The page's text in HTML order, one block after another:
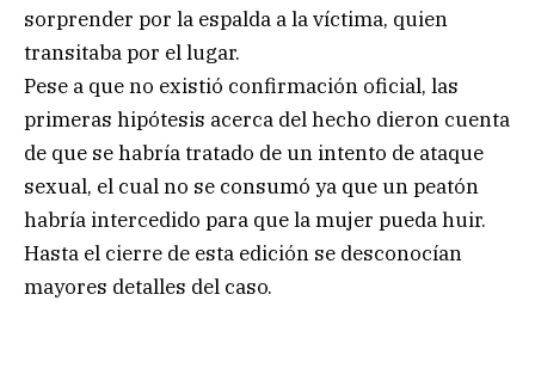
sorprender por la espalda a la víctima, quien
transitaba por el lugar.
Pese a que no existió confirmación oficial, las
primeras hipótesis acerca del hecho dieron cuenta
de que se habría tratado de un intento de ataque
sexual, el cual no se consumó ya que un peatón
habría intercedido para que la mujer pueda huir.
Hasta el cierre de esta edición se desconocían
mayores detalles del caso.